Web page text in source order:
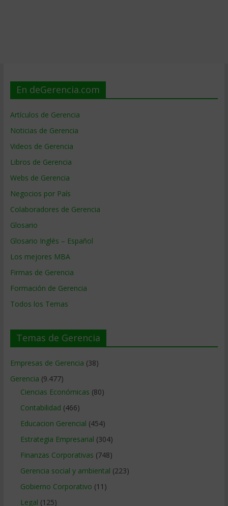
En deGerencia.com
Artículos de Gerencia
Noticias de Gerencia
Videos de Gerencia
Libros de Gerencia
Webs de Gerencia
Negocios por País
Colaboradores de Gerencia
Glosario
Glosario Inglés – Español
Los mejores MBA
Firmas de Gerencia
Formación de Gerencia
Todos los Temas
Temas de Gerencia
Empresas de Gerencia (38)
Gerencia (9.477)
Ciencias Económicas (80)
Contabilidad (466)
Educacion Gerencial (454)
Estrategia Empresarial (304)
Finanzas Corporativas (748)
Gerencia social y ambiental (223)
Gobierno Corporativo (11)
Legal (125)